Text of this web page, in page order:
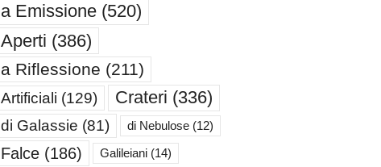
a Emissione(520)
Aperti (386)
a Riflessione (211)
Artificiali (129) Crateri (336)
di Galassie (81) di Nebulose(12)
Falce(186) Galileiani(14)